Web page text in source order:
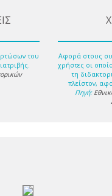
του
Αφορά στους
χρήστες οι
τη
πλείστον,
Πηγή: